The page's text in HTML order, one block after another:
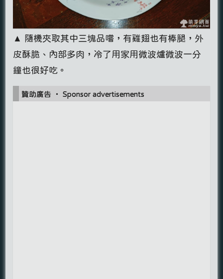
▲ 隨機夾取其中三塊品嚐，有雞翅也有棒腿，外
皮酥脆、內部多肉，冷了用家用微波爐微波一分
鐘也很好吃。
贊助廣告 ‧ Sponsor advertisements